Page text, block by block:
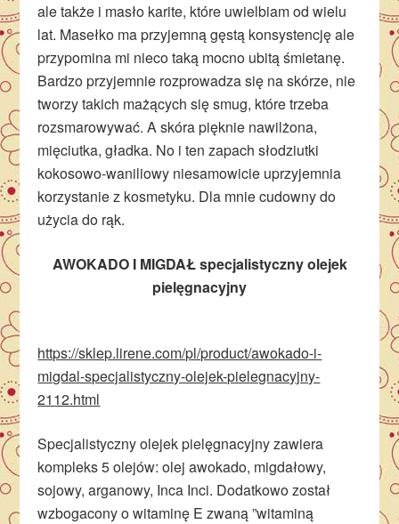
ale także i masło karite, które uwielbiam od wielu
lat. Masełko ma przyjemną gęstą konsystencję ale
przypomina mi nieco taką mocno ubitą śmietanę.
Bardzo przyjemnie rozprowadza się na skórze, nie
tworzy takich mażących się smug, które trzeba
rozsmarowywać. A skóra pięknie nawilżona,
mięciutka, gładka. No i ten zapach słodziutki
kokosowo-waniliowy niesamowicie uprzyjemnia
korzystanie z kosmetyku. Dla mnie cudowny do
użycia do rąk.
AWOKADO I MIGDAŁ specjalistyczny olejek
pielęgnacyjny
https://sklep.lirene.com/pl/product/awokado-i-
migdal-specjalistyczny-olejek-pielegnacyjny-
2112.html
Specjalistyczny olejek pielęgnacyjny zawiera
kompleks 5 olejów: olej awokado, migdałowy,
sojowy, arganowy, Inca Inci. Dodatkowo został
wzbogacony o witaminę E zwaną ”witaminą